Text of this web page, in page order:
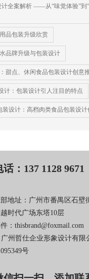
计全案解析 ——从“味觉体验”到
品包装升级欣赏
品牌升级与包装设计
甜点、休闲食品包装设计创意
计：包装设计引人注目的特点
装设计：高档肉类食品包装设计
话：137 1128 9671
地址：广州市番禺区石壁
越时代广场东塔10层
：thisbrand@foxmail.com
州哲仕企业形象设计有限
号